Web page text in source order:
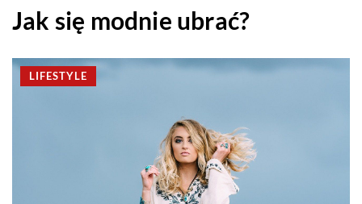
Jak się modnie ubrać?
LIFESTYLE